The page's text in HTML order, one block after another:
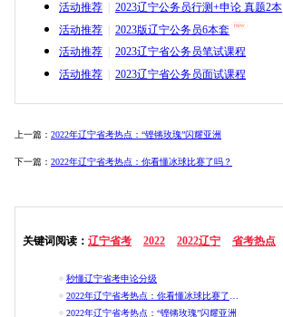
活动推荐 2023辽宁公务员行测+申论 真题2本
活动推荐 2023版辽宁公务员6本套
活动推荐 2023辽宁省公务员笔试课程
活动推荐 2023辽宁省公务员面试课程
上一篇： 2022年辽宁省考热点：“铿锵玫瑰”闪耀亚洲
下一篇： 2022年辽宁省考热点：你看懂冰球比赛了吗？
关键词阅读： 辽宁省考 2022 2022辽宁 省考热点
秒懂辽宁省考申论分级
2022年辽宁省考热点：“铿锵玫瑰”闪耀亚洲